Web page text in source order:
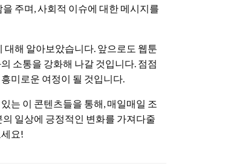
주며, 사회적 이슈에 대한 메시지를
대해 알아보았습니다. 앞으로도 웹툰
소통을 강화해 나갈 것입니다. 점점
미로운 여정이 될 것입니다.
는 이 콘텐츠들을 통해, 매일매일 조
일상에 긍정적인 변화를 가져다줄
요!